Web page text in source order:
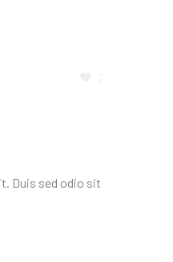
Duis sed odio sit